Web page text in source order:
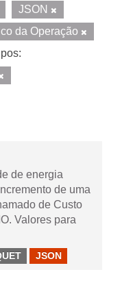
JSON
da Operação
de energia
de uma
de Custo
Valores para
JSON